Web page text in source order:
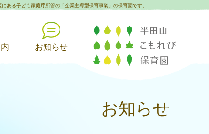
ある子ども家庭庁所管の「企業主導型保育事業」の保育園です。
お知らせ
お知らせ